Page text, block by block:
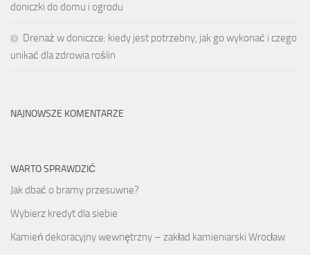
doniczki do domu i ogrodu
Drenaż w doniczce: kiedy jest potrzebny, jak go wykonać i czego
unikać dla zdrowia roślin
NAJNOWSZE KOMENTARZE
WARTO SPRAWDZIĆ
Jak dbać o bramy przesuwne?
Wybierz kredyt dla siebie
Kamień dekoracyjny wewnętrzny – zakład kamieniarski Wrocław